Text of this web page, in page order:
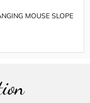
MOUSE SLOPE